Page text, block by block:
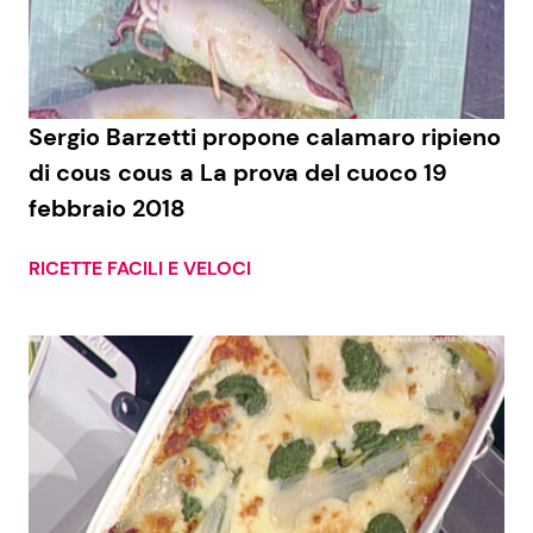
Economia
Persone Scomparse
Politica
Fiction e Serie TV
Programmi TV
News Cinema
News Musica
News Spettacolo
News dal mondo
Sergio Barzetti propone calamaro ripieno
di cous cous a La prova del cuoco 19
febbraio 2018
RICETTE FACILI E VELOCI